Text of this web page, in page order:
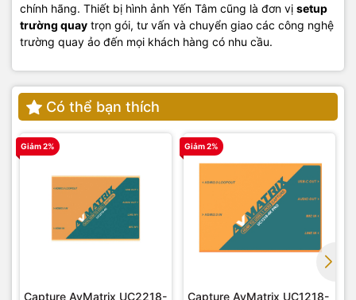
chính hãng. Thiết bị hình ảnh Yến Tâm cũng là đơn vị setup
trường quay trọn gói, tư vấn và chuyển giao các công nghệ
trường quay ảo đến mọi khách hàng có nhu cầu.
Có thể bạn thích
Giảm 2%
Capture AvMatrix UC2218-
Giảm 2%
Capture AvMatrix UC1218-